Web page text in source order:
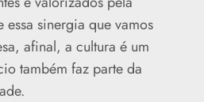
essa sinergia que vamos
afinal, a cultura é um
também faz parte da